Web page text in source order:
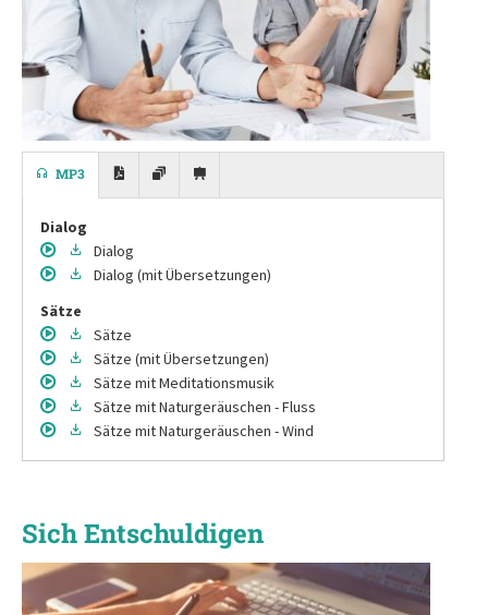
MP3
Dialog
Dialog
Dialog (mit Übersetzungen)
Sätze
Sätze
Sätze (mit Übersetzungen)
Sätze mit Meditationsmusik
Sätze mit Naturgeräuschen - Fluss
Sätze mit Naturgeräuschen - Wind
Sich Entschuldigen